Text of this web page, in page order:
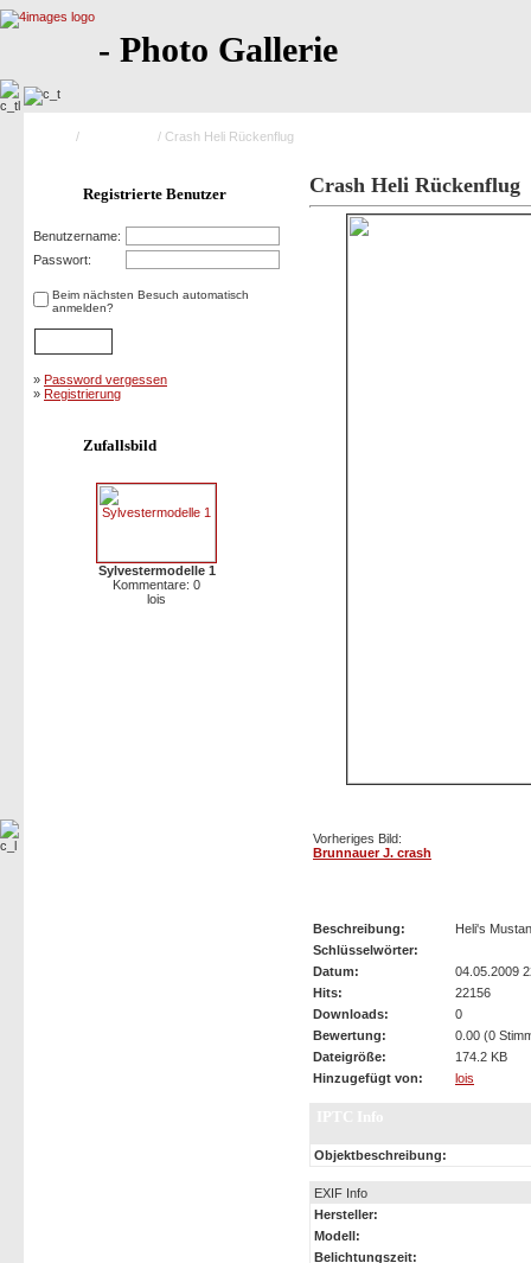
- Photo Gallerie
/ / Crash Heli Rückenflug
Registrierte Benutzer
Benutzername:
Passwort:
Beim nächsten Besuch automatisch
anmelden?
» Password vergessen
» Registrierung
Zufallsbild
Sylvestermodelle 1
Kommentare: 0
lois
Crash Heli Rückenflug
Vorheriges Bild:
Brunnauer J. crash
Beschreibung:
Heli's
Schlüsselwörter:
Datum:
04.05.2009
Hits:
22156
Downloads:
0
Bewertung:
0.00 (0
Dateigröße:
174.2 KB
Hinzugefügt von:
lois
Objektbeschreibung:
EXIF Info
Hersteller:
Modell:
Belichtungszeit: